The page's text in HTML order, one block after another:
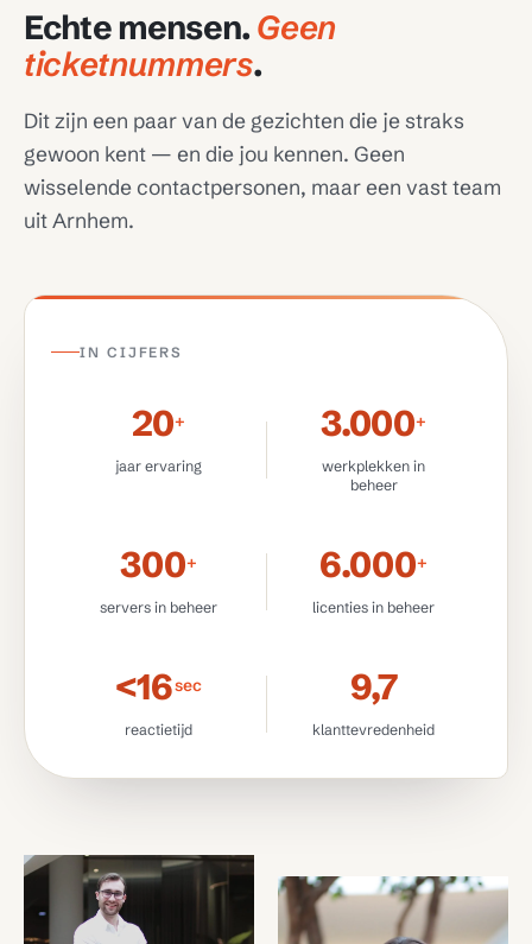
Echte mensen.Geen
ticketnummers.
Dit zijn een paar van de gezichten die je straks
gewoon kent — en die jou kennen. Geen
wisselende contactpersonen, maar een vast team
uit Arnhem.
IN CIJFERS
20+
jaar ervaring
3.000+
werkplekken in
beheer
300+
servers in beheer
6.000+
licenties in beheer
< 16sec
reactietijd
9,7
klanttevredenheid